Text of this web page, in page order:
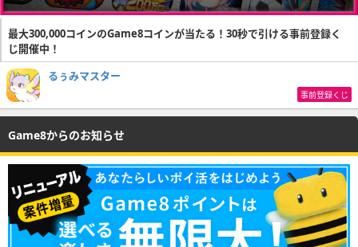
最大300,000コインのGame8コインが当たる！30秒で引ける事前登録く
じ開催中！
るぅみマスター
事前登録くじ
Game8からのお知らせ